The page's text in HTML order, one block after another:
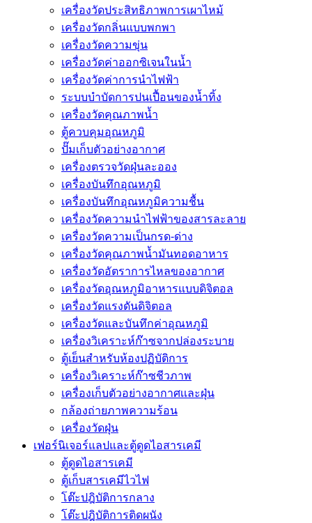
เครื่องวัดประสิทธิภาพการเผาไหม้
เครื่องวัดกลิ่นแบบพกพา
เครื่องวัดความขุ่น
เครื่องวัดค่าออกซิเจนในน้ำ
เครื่องวัดค่าการนำไฟฟ้า
ระบบบำบัดการปนเปื้อนของน้ำทิ้ง
เครื่องวัดคุณภาพน้ำ
ตู้ควบคุมอุณหภูมิ
ปั๊มเก็บตัวอย่างอากาศ
เครื่องตรวจวัดฝุ่นละออง
เครื่องบันทึกอุณหภูมิ
เครื่องบันทึกอุณหภูมิความชื้น
เครื่องวัดความนําไฟฟ้าของสารละลาย
เครื่องวัดความเป็นกรด-ด่าง
เครื่องวัดคุณภาพน้ำมันทอดอาหาร
เครื่องวัดอัตราการไหลของอากาศ
เครื่องวัดอุณหภูมิอาหารแบบดิจิตอล
เครื่องวัดแรงดันดิจิตอล
เครื่องวัดและบันทึกค่าอุณหภูมิ
เครื่องวิเคราะห์ก๊าซจากปล่องระบาย
ตู้เย็นสำหรับห้องปฏิบัติการ
เครื่องวิเคราะห์ก๊าซชีวภาพ
เครื่องเก็บตัวอย่างอากาศเเละฝุ่น
กล้องถ่ายภาพความร้อน
เครื่องวัดฝุ่น
เฟอร์นิเจอร์แลปและตู้ดูดไอสารเคมี
ตู้ดูดไอสารเคมี
ตู้เก็บสารเคมีไวไฟ
โต๊ะปฎิบัติการกลาง
โต๊ะปฎิบัติการติดผนัง